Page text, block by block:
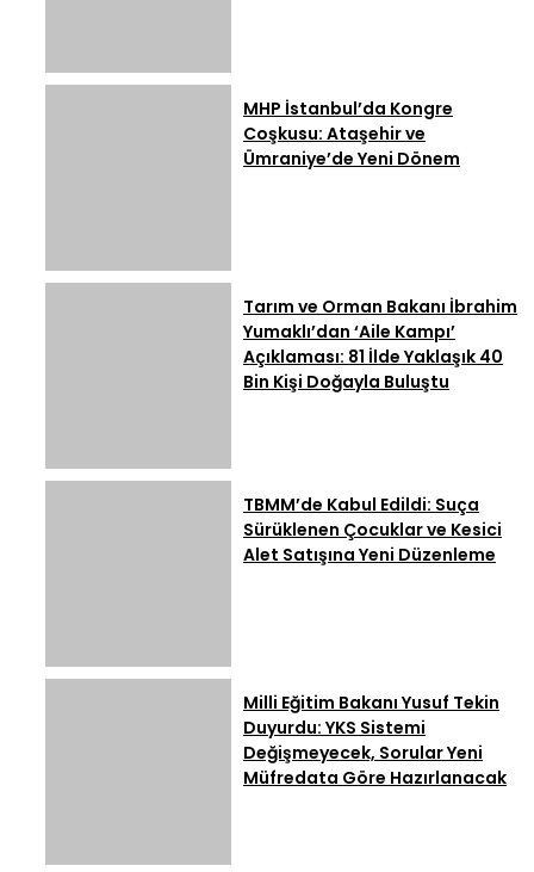
MHP İstanbul’da Kongre
Coşkusu: Ataşehir ve
Ümraniye’de Yeni Dönem
Tarım ve Orman Bakanı İbrahim
Yumaklı’dan ‘Aile Kampı’
Açıklaması: 81 İlde Yaklaşık 40
Bin Kişi Doğayla Buluştu
TBMM’de Kabul Edildi: Suça
Sürüklenen Çocuklar ve Kesici
Alet Satışına Yeni Düzenleme
Milli Eğitim Bakanı Yusuf Tekin
Duyurdu: YKS Sistemi
Değişmeyecek, Sorular Yeni
Müfredata Göre Hazırlanacak